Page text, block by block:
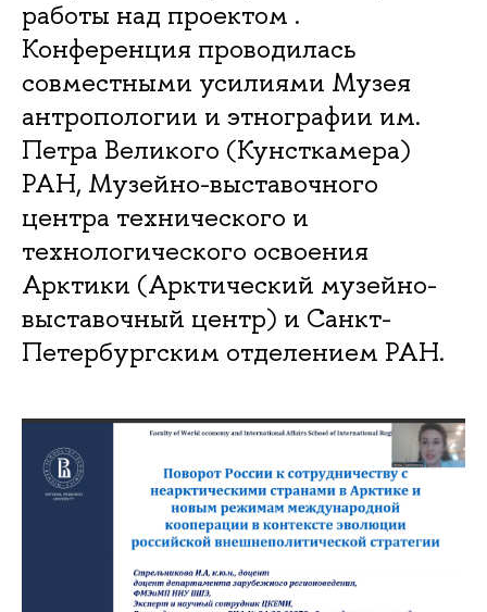
работы над проектом .
Конференция проводилась
совместными усилиями Музея
антропологии и этнографии им.
Петра Великого (Кунсткамера)
РАН, Музейно-выставочного
центра технического и
технологического освоения
Арктики (Арктический музейно-
выставочный центр) и Санкт-
Петербургским отделением РАН.